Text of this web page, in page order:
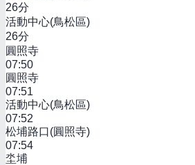
26分
活動中心(鳥松區)
26分
圓照寺
07:50
圓照寺
07:51
活動中心(鳥松區)
07:52
松埔路口(圓照寺)
07:54
坔埔